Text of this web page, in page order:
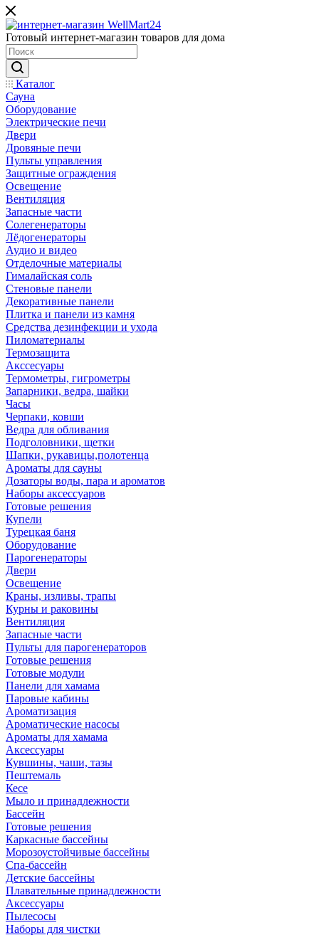
Готовый интернет-магазин товаров для дома
Каталог
Сауна
Оборудование
Электрические печи
Двери
Дровяные печи
Пульты управления
Защитные ограждения
Освещение
Вентиляция
Запасные части
Солегенераторы
Лёдогенераторы
Аудио и видео
Отделочные материалы
Гималайская соль
Стеновые панели
Декоративные панели
Плитка и панели из камня
Средства дезинфекции и ухода
Пиломатериалы
Термозащита
Аксcесуары
Термометры, гигрометры
Запарники, ведра, шайки
Часы
Черпаки, ковши
Ведра для обливания
Подголовники, щетки
Шапки, рукавицы,полотенца
Ароматы для сауны
Дозаторы воды, пара и ароматов
Наборы аксессуаров
Готовые решения
Купели
Турецкая баня
Оборудование
Парогенераторы
Двери
Освещение
Краны, изливы, трапы
Курны и раковины
Вентиляция
Запасные части
Пульты для парогенераторов
Готовые решения
Готовые модули
Панели для хамама
Паровые кабины
Ароматизация
Ароматические насосы
Ароматы для хамама
Аксессуары
Кувшины, чаши, тазы
Пештемаль
Кесе
Мыло и принадлежности
Бассейн
Готовые решения
Каркасные бассейны
Морозоустойчивые бассейны
Спа-бассейн
Детские бассейны
Плавательные принадлежности
Аксессуары
Пылесосы
Наборы для чистки